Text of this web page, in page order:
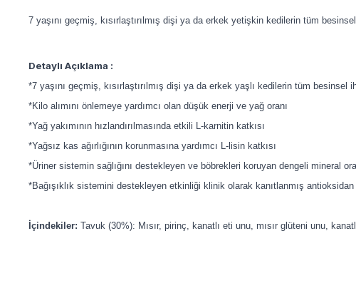
7 yaşını geçmiş, kısırlaştırılmış dişi ya da erkek yetişkin kedilerin tüm
Detaylı Açıklama :
*7 yaşını geçmiş, kısırlaştırılmış dişi ya da erkek yaşlı kedilerin tüm
*Kilo alımını önlemeye yardımcı olan düşük enerji ve yağ oranı
*Yağ yakımının hızlandırılmasında etkili L-karnitin katkısı
*Yağsız kas ağırlığının korunmasına yardımcı L-lisin katkısı
*Üriner sistemin sağlığını destekleyen ve böbrekleri koruyan dengeli mineral
*Bağışıklık sistemini destekleyen etkinliği klinik olarak kanıtlanmış antioksidan
İçindekiler: Tavuk (30%): Mısır, pirinç, kanatlı eti unu, mısır glüteni unu,